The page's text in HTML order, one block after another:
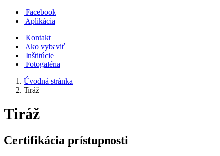
Facebook
Aplikácia
Kontakt
Ako vybaviť
Inštitúcie
Fotogaléria
Úvodná stránka
Tiráž
Tiráž
Certifikácia prístupnosti